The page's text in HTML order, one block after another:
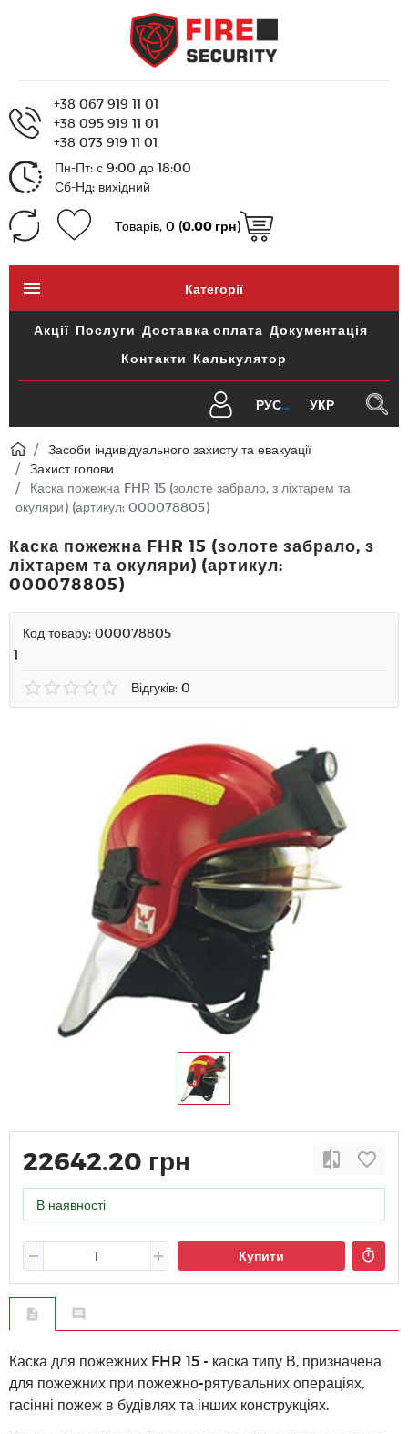
+38 067 919 11 01
+38 095 919 11 01
+38 073 919 11 01
Пн-Пт: с 9:00 до 18:00
Сб-Нд: вихідний
Товарів, 0 (0.00 грн)
Категорії
Акції Послуги Доставка оплата Документація
Контакти Калькулятор
РУС УКР
Засоби індивідуального захисту та евакуації
Захист голови
Каска пожежна FHR 15 (золоте забрало, з ліхтарем та
окуляри) (артикул: 000078805)
Каска пожежна FHR 15 (золоте забрало, з
ліхтарем та окуляри) (артикул:
000078805)
Код товару: 000078805
1
Відгуків: 0
22642.20 грн
В наявності
Купити
Каска для пожежних FHR 15 - каска типу В, призначена
для пожежних при пожежно-рятувальних операціях,
гасінні пожеж в будівлях та інших конструкціях.